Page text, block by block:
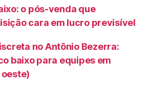
o pós-venda que
cara em lucro previsível
no Antônio Bezerra:
baixo para equipes em